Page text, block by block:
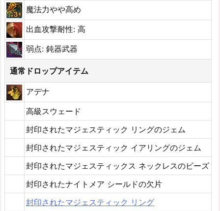
魔法力やや高め
出血攻撃耐性: 高
弱点: 鈍器武器
通常ドロップアイテム
アデナ
高級スウェード
封印されたマジェスティック リングのジェム
封印されたマジェスティック イアリングのジェム
封印されたマジェスティックス ネックレスのビーズ
封印されたナイトメア シールドの欠片
封印されたマジェスティック リング